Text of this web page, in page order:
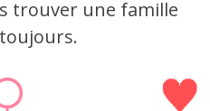
trouver une famille